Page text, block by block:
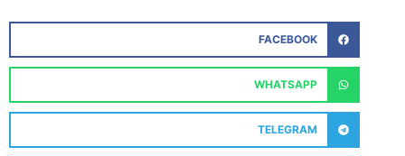
FACEBOOK
WHATSAPP
TELEGRAM